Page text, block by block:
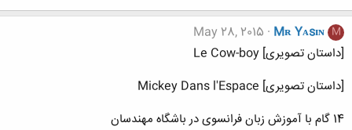
M
Mʀ Yᴀsɪɴ
May 28, 2015
[داستان تصویری] Le Cow-boy
[داستان تصویری] Mickey Dans l'Espace
14 گام با آموزش زبان فرانسوی در باشگاه مهندسان